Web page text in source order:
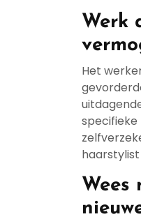
Werk
Het
specifieke